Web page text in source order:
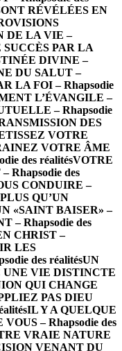
RÉVÉLÉES EN
DE LA VIE –
PAR LA
DIVINE –
DU SALUT –
LA FOI – Rhapsodie
L’ÉVANGILE –
– Rhapsodie
DES
VOTRE
VOTRE ÂME
des réalitésVOTRE
Rhapsodie des
CONDUIRE –
QU’UN
«SAINT BAISER» –
– Rhapsodie des
CHRIST –
LES
des réalitésUN
UNE VIE DISTINCTE
QUI CHANGE
PAS DIEU
IL Y A QUELQUE
– Rhapsodie des
VRAIE NATURE
VENANT DU